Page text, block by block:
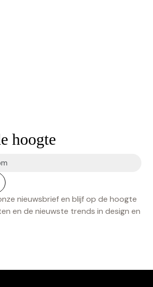
hoogte
nieuwsbrief en blijf op de hoogte
en de nieuwste trends in design en